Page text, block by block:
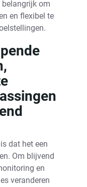
om
en flexibel te
dat het een
Om blijvend
en
veranderen